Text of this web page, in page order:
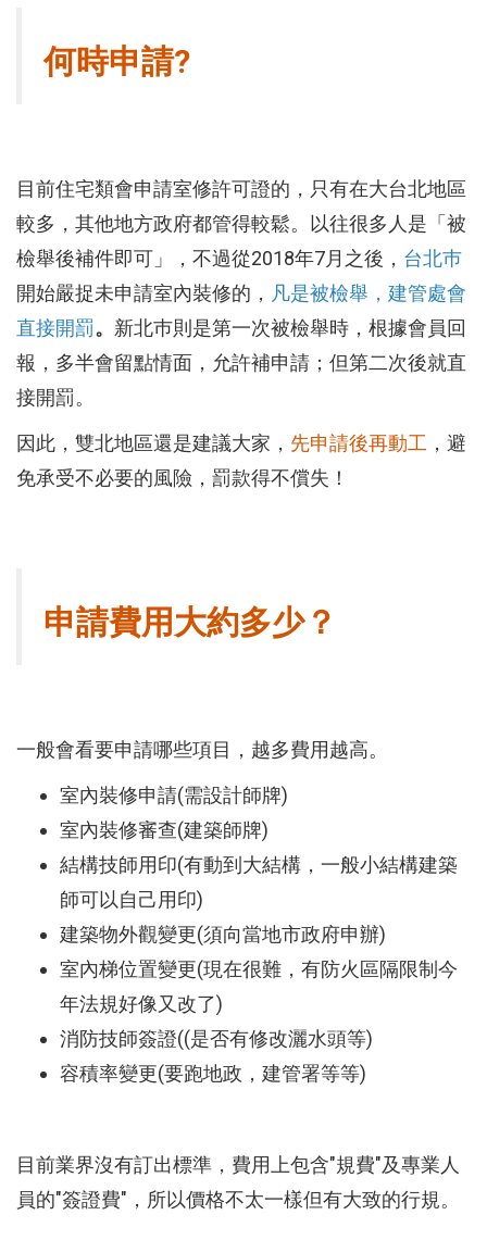
何時申請?
目前住宅類會申請室修許可證的，只有在大台北地區
較多，其他地方政府都管得較鬆。以往很多人是「被
檢舉後補件即可」，不過從2018年7月之後， 台北巿
開始嚴捉未申請室內裝修的， 凡是被檢舉，建管處會
直接開罰。 新北巿則是第一次被檢舉時，根據會員回
報，多半會留點情面，允許補申請；但第二次後就直
接開罰。
因此，雙北地區還是建議大家， 先申請後再動工 ，避
免承受不必要的風險，罰款得不償失！
申請費用大約多少？
一般會看要申請哪些項目，越多費用越高。
室內裝修申請(需設計師牌)
室內裝修審查(建築師牌)
結構技師用印(有動到大結構，一般小結構建築
師可以自己用印)
建築物外觀變更(須向當地市政府申辦)
室內梯位置變更(現在很難，有防火區隔限制今
年法規好像又改了)
消防技師簽證((是否有修改灑水頭等)
容積率變更(要跑地政，建管署等等)
目前業界沒有訂出標準，費用上包含"規費"及專業人
員的"簽證費"，所以價格不太一樣但有大致的行規。